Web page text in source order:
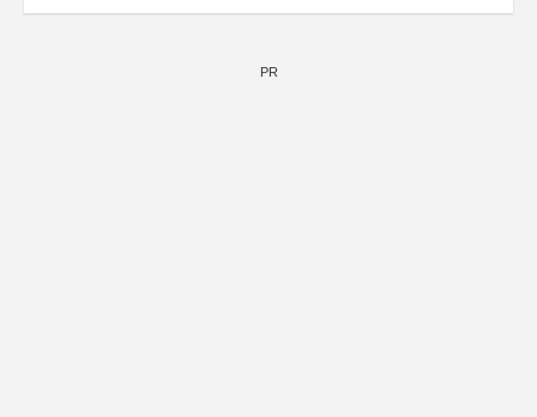
PR